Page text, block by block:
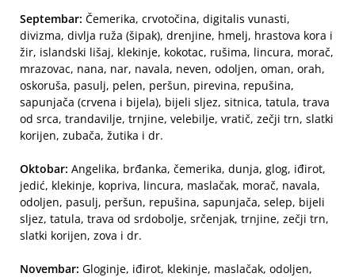
Septembar: Čemerika, crvotočina, digitalis vunasti,
divizma, divlja ruža (šipak), drenjine, hmelj, hrastova kora i
žir, islandski lišaj, klekinje, kokotac, rušima, lincura, morač,
mrazovac, nana, nar, navala, neven, odoljen, oman, orah,
oskoruša, pasulj, pelen, peršun, pirevina, repušina,
sapunjača (crvena i bijela), bijeli sljez, sitnica, tatula, trava
od srca, trandavilje, trnjine, velebilje, vratič, zečji trn, slatki
korijen, zubača, žutika i dr.
Oktobar: Angelika, brđanka, čemerika, dunja, glog, iđirot,
jedić, klekinje, kopriva, lincura, maslačak, morač, navala,
odoljen, pasulj, peršun, repušina, sapunjača, selep, bijeli
sljez, tatula, trava od srdobolje, srčenjak, trnjine, zečji trn,
slatki korijen, zova i dr.
Novembar: Gloginje, iđirot, klekinje, maslačak, odoljen,